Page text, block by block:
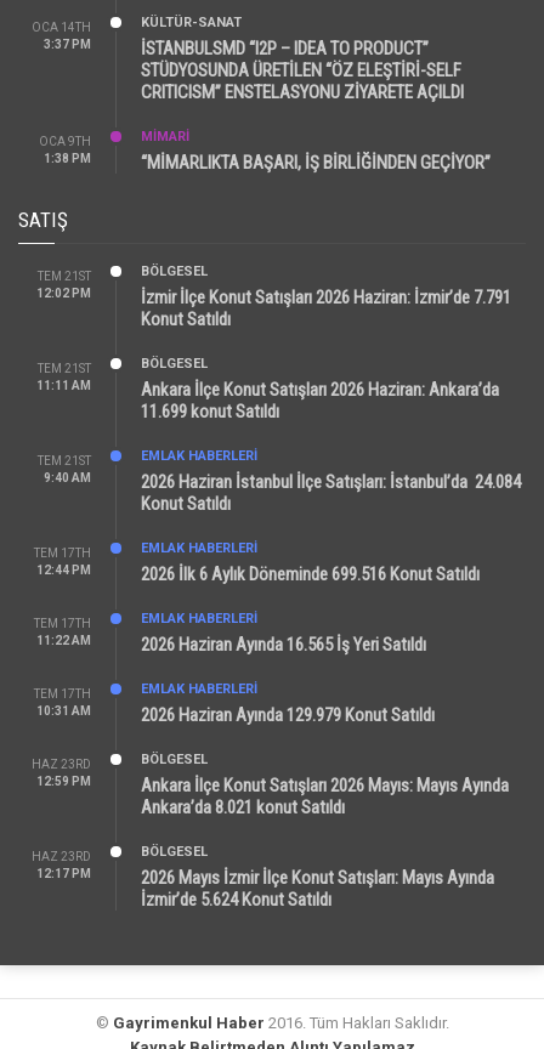
OCA 14TH
3:37 PM
KÜLTÜR-SANAT
İSTANBULSMD “I2P – IDEA TO PRODUCT”
STÜDYOSUNDA ÜRETİLEN “ÖZ ELEŞTİRİ-SELF
CRITICISM” ENSTELASYONU ZİYARETE AÇILDI
OCA 9TH
1:38 PM
MİMARİ
“MİMARLIKTA BAŞARI, İŞ BİRLİĞİNDEN GEÇİYOR”
SATIŞ
TEM 21ST
12:02 PM
BÖLGESEL
İzmir İlçe Konut Satışları 2026 Haziran: İzmir’de 7.791
Konut Satıldı
TEM 21ST
11:11 AM
BÖLGESEL
Ankara İlçe Konut Satışları 2026 Haziran: Ankara’da
11.699 konut Satıldı
TEM 21ST
9:40 AM
EMLAK HABERLERI
2026 Haziran İstanbul İlçe Satışları: İstanbul’da 24.084
Konut Satıldı
TEM 17TH
12:44 PM
EMLAK HABERLERI
2026 İlk 6 Aylık Döneminde 699.516 Konut Satıldı
TEM 17TH
11:22 AM
EMLAK HABERLERI
2026 Haziran Ayında 16.565 İş Yeri Satıldı
TEM 17TH
10:31 AM
EMLAK HABERLERI
2026 Haziran Ayında 129.979 Konut Satıldı
HAZ 23RD
12:59 PM
BÖLGESEL
Ankara İlçe Konut Satışları 2026 Mayıs: Mayıs Ayında
Ankara’da 8.021 konut Satıldı
HAZ 23RD
12:17 PM
BÖLGESEL
2026 Mayıs İzmir İlçe Konut Satışları: Mayıs Ayında
İzmir’de 5.624 Konut Satıldı
© Gayrimenkul Haber 2016. Tüm Hakları Saklıdır.